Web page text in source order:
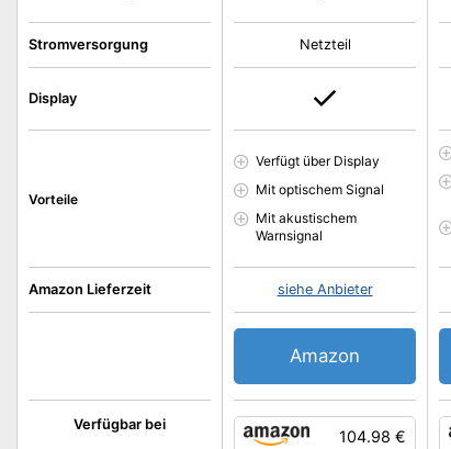
Verfügbar bei
Stromversorgung
Display
Vorteile
Amazon Lieferzeit
104.98 €
Netzteil
Verfügt über Display
Mit optischem Signal
Mit akustischem
Warnsignal
siehe Anbieter
Amazon